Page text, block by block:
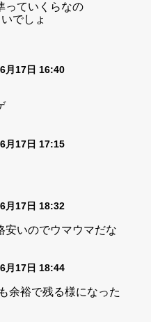
っていくらなの
でしょ
月17日 16:40
月17日 17:15
月17日 18:32
安いのでウマウマだな
月17日 18:44
余裕で残る様になった